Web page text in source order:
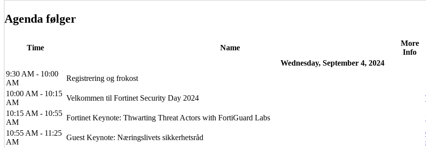
Agenda følger
Time Name
More
Info
Wednesday, September 4, 2024
9:30 AM - 10:00
AM
Registrering og frokost
10:00 AM - 10:15
AM
Velkommen til Fortinet Security Day 2024
10:15 AM - 10:55
AM
Fortinet Keynote: Thwarting Threat Actors with FortiGuard Labs
10:55 AM - 11:25
AM
Guest Keynote: Næringslivets sikkerhetsråd